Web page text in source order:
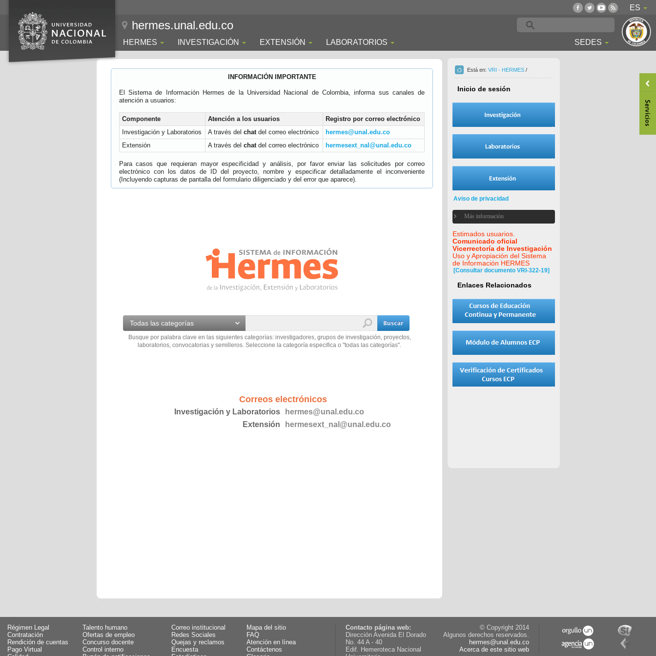
ES
hermes.unal.edu.co
HERMES INVESTIGACIÓN EXTENSIÓN LABORATORIOS SEDES
INFORMACIÓN IMPORTANTE
El Sistema de Información Hermes de la Universidad Nacional de Colombia, informa sus canales de
atención a usuarios:
Componente Atención a los usuarios
Registro por correo electrónico
Investigación y Laboratorios
A través del chatdel correo electrónico
hermes@unal.edu.co
Extensión
A través del chatdel correo electrónico hermesext_nal@unal.edu.co
Para casos que requieran mayor especificidad y análisis, por favor enviar las solicitudes por correo
electrónico con los datos de ID del proyecto, nombre y especificar detalladamente el inconveniente
(Incluyendo capturas de pantalla del formulario diligenciado y del error que aparece).
Todas las categorías
Busque por palabra clave en las siguientes categorías: investigadores, grupos de investigación, proyectos,
laboratorios, convocatorias y semilleros. Seleccione la categoría especifica o "todas las categorías".
Correos electrónicos
Investigación y Laboratorios
hermes@unal.edu.co
Extensión
hermesext_nal@unal.edu.co
Está en: VRI - HERMES /
Inicio de sesión
Aviso de privacidad
Más información
Estimados usuarios.
Comunicado oficial
Vicerrectoría de Investigación
Uso y Apropiación del Sistema
de Información HERMES
[Consultar documento VRI-322-19]
Enlaces Relacionados
Régimen Legal
Talento humano
Contratación
Ofertas de empleo
Rendición de cuentas
Concurso docente
Pago Virtual
Control interno
Correo institucional
Mapa del sitio
Redes Sociales
FAQ
Quejas y reclamos
Atención en línea
Encuesta
Contáctenos
Contacto página web:
Dirección Avenida El Dorado
No. 44 A - 40
Edif. Hemeroteca Nacional
© Copyright 2014
Algunos derechos reservados.
hermes@unal.edu.co
Acerca de este sitio web